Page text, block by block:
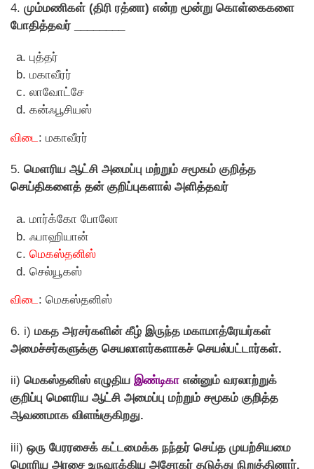
4. மும்மணிகள் (திரி ரத்னா) என்ற மூன்று கொள்கைகளை
போதித்தவர் ________
புத்தர்
மகாவீரர்
லாவோட்சே
கன்ஃபூசியஸ்
விடை: மகாவீரர்
5. மெளரிய ஆட்சி அமைப்பு மற்றும் சமூகம் குறித்த
செய்திகளைத் தன் குறிப்புகளால் அளித்தவர்
மார்க்கோ போலோ
ஃபாஹியான்
மெகஸ்தனிஸ்
செல்யூகஸ்
விடை : மெகஸ்தனிஸ்
6. i) மகத அரசர்களின் கீழ் இருந்த மகாமாத்ரேயர்கள்
அமைச்சர்களுக்கு செயலாளர்களாகச் செயல்பட்டார்கள்.
ii) மெகஸ்தனிஸ் எழுதிய இண்டிகா என்னும் வரலாற்றுக்
குறிப்பு மெளரிய ஆட்சி அமைப்பு மற்றும் சமூகம் குறித்த
ஆவணமாக விளங்குகிறது.
iii) ஒரு பேரரசைக் கட்டமைக்க நந்தர் செய்த முயற்சியமை
மொரிய அரசை உருவாக்கிய அசோகர் தடுத்து நிறுத்தினார்.